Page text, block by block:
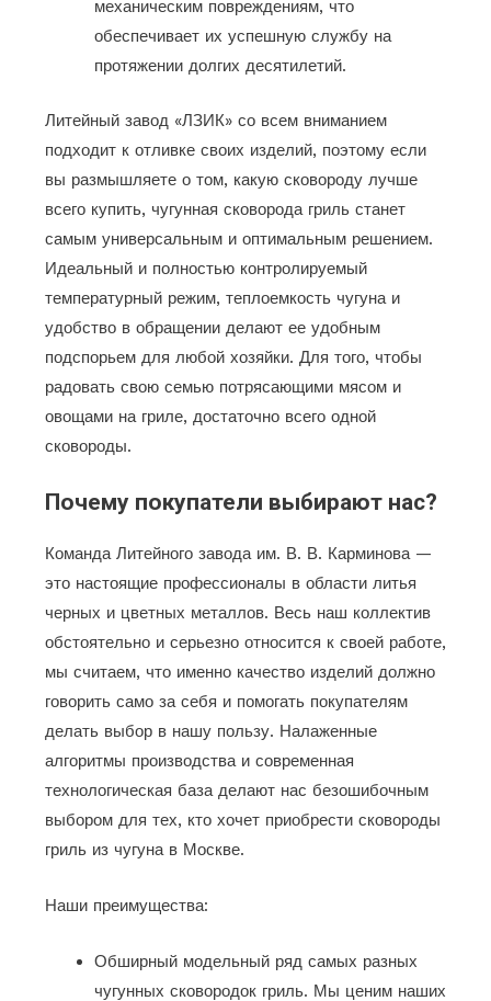
механическим повреждениям, что
обеспечивает их успешную службу на
протяжении долгих десятилетий.
Литейный завод «ЛЗИК» со всем вниманием
подходит к отливке своих изделий, поэтому если
вы размышляете о том, какую сковороду лучше
всего купить, чугунная сковорода гриль станет
самым универсальным и оптимальным решением.
Идеальный и полностью контролируемый
температурный режим, теплоемкость чугуна и
удобство в обращении делают ее удобным
подспорьем для любой хозяйки. Для того, чтобы
радовать свою семью потрясающими мясом и
овощами на гриле, достаточно всего одной
сковороды.
Почему покупатели выбирают нас?
Команда Литейного завода им. В. В. Карминова —
это настоящие профессионалы в области литья
черных и цветных металлов. Весь наш коллектив
обстоятельно и серьезно относится к своей работе,
мы считаем, что именно качество изделий должно
говорить само за себя и помогать покупателям
делать выбор в нашу пользу. Налаженные
алгоритмы производства и современная
технологическая база делают нас безошибочным
выбором для тех, кто хочет приобрести сковороды
гриль из чугуна в Москве.
Наши преимущества:
Обширный модельный ряд самых разных
чугунных сковородок гриль. Мы ценим наших